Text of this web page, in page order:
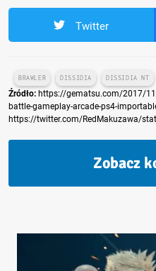
Twitter
BRAWLER DISSIDIA DISSIDIA NT
Źródło: https://gematsu.com/2017/
battle-gameplay-arcade-ps4-
https://twitter.com/RedMakuzawa/
Zobacz